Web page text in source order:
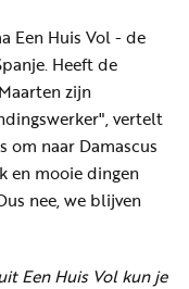
Een Huis Vol - de
Heeft de
zijn
vertelt
om naar Damascus
en mooie dingen
nee, we blijven
Een Huis Vol kun je